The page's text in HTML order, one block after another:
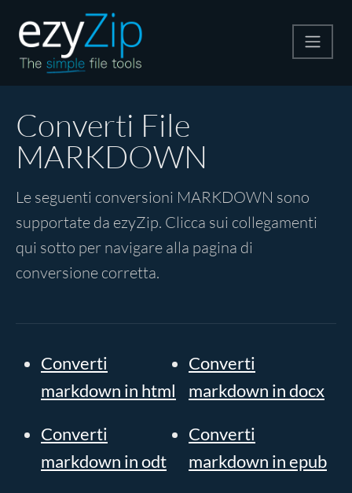
Decomprimi
Convertire
Altri strumenti
Converti File
MARKDOWN
Le seguenti conversioni MARKDOWN sono
supportate da ezyZip. Clicca sui collegamenti
qui sotto per navigare alla pagina di
conversione corretta.
Converti
markdown in html
Converti
markdown in docx
Converti
markdown in odt
Converti
markdown in epub